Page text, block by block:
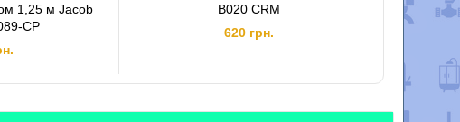
1,25 м Jacob
CP
B020 CRM
620 грн.